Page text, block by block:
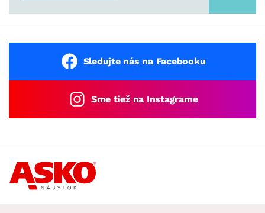
Sledujte nás na Facebooku
Sme tiež na Instagrame